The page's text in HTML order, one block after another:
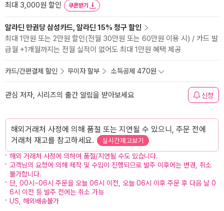
최대 3,000원 할인
쿠폰받기
알라딘 만권당 삼성카드, 알라딘 15% 청구 할인
최대 1만원 또는 2만원 할인(전월 30만원 또는 60만원 이용 시) / 카드 발
급월 +1개월까지는 전월 실적이 없어도 최대 1만원 혜택 제공
카드/간편결제 할인 무이자 할부 소득공제 470원
관심 저자, 시리즈의 출간 알림을 받아보세요 신청
해외거래처 사정에 의해 품절 또는 지연될 수 있으니, 주문 전에
거래처 재고를 참고하세요.
실시간재고보기
해외 거래처 사정에 의하여 품절/지연될 수도 있습니다.
고객님의 요청에 의해 제작 및 수입이 진행되므로 발주 이후에는 변경, 취소
불가합니다.
단, 00시~06시 주문을 오늘 06시 이전, 오늘 06시 이후 주문 후 다음 날 0
6시 이전 등 발주 전에는 취소 가능
US, 해외배송불가